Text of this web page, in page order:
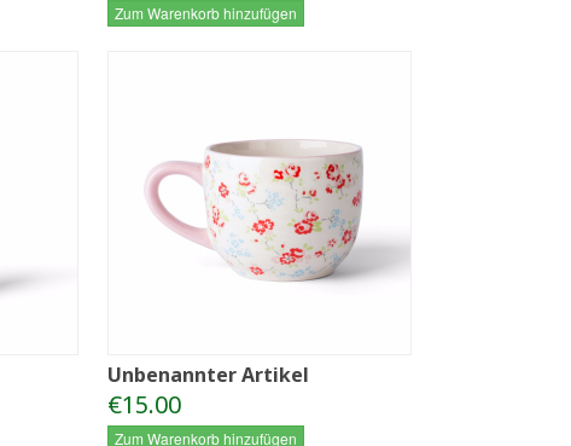
Zum Warenkorb hinzufügen
Unbenannter Artikel
€15.00
Zum Warenkorb hinzufügen